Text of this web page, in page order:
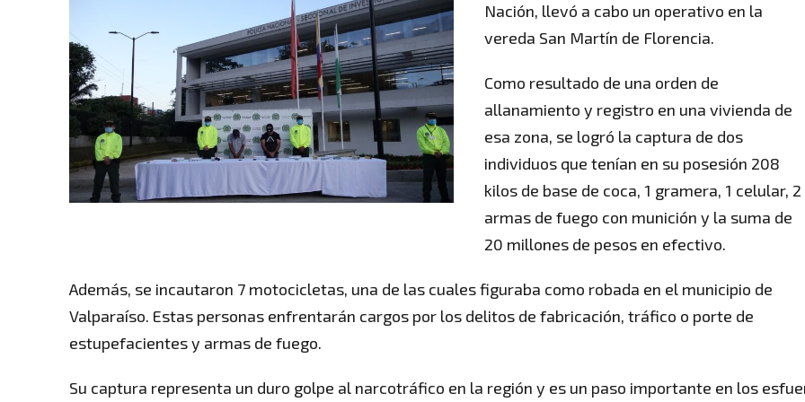
Nación, llevó a cabo un operativo en la
vereda San Martín de Florencia.
Como resultado de una orden de
allanamiento y registro en una vivienda de
esa zona, se logró la captura de dos
individuos que tenían en su posesión 208
kilos de base de coca, 1 gramera, 1 celular, 2
armas de fuego con munición y la suma de
20 millones de pesos en efectivo.
Además, se incautaron 7 motocicletas, una de las cuales figuraba como robada en el municipio de
Valparaíso. Estas personas enfrentarán cargos por los delitos de fabricación, tráfico o porte de
estupefacientes y armas de fuego.
Su captura representa un duro golpe al narcotráfico en la región y es un paso importante en los